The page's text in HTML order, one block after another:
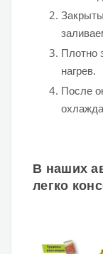
Плотно
нагрев.
После
В наших
легко